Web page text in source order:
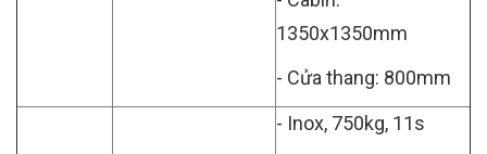
1350x1350mm
- Cửa thang: 800mm
- Inox, 750kg, 11s